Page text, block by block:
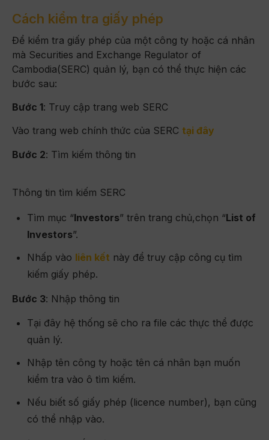
Cách kiểm tra giấy phép
Để kiểm tra giấy phép của một công ty hoặc cá nhân
mà Securities and Exchange Regulator of
Cambodia(SERC) quản lý, bạn có thể thực hiện các
bước sau:
Bước 1: Truy cập trang web SERC
Vào trang web chính thức của SERC tại đây
Bước 2: Tìm kiếm thông tin
Thông tin tìm kiếm SERC
Tìm mục “Investors” trên trang chủ,chọn “List of
Investors”.
Nhấp vào liên kết này để truy cập công cụ tìm
kiếm giấy phép.
Bước 3: Nhập thông tin
Tại đây hệ thống sẽ cho ra file các thực thể được
quản lý.
Nhập tên công ty hoặc tên cá nhân bạn muốn
kiểm tra vào ô tìm kiếm.
Nếu biết số giấy phép (licence number), bạn cũng
có thể nhập vào.